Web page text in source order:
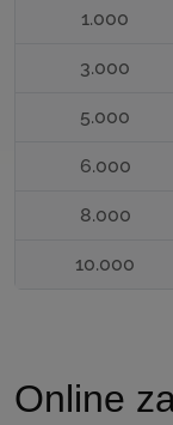
1.000
3.000
5.000
6.000
8.000
10.000
Online